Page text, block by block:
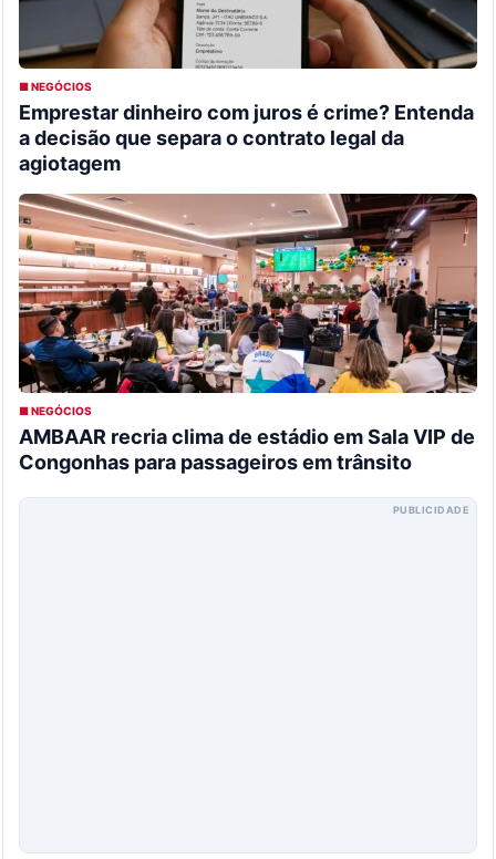
■ NEGÓCIOS
Emprestar dinheiro com juros é crime? Entenda
a decisão que separa o contrato legal da
agiotagem
■ NEGÓCIOS
AMBAAR recria clima de estádio em Sala VIP de
Congonhas para passageiros em trânsito
PUBLICIDADE